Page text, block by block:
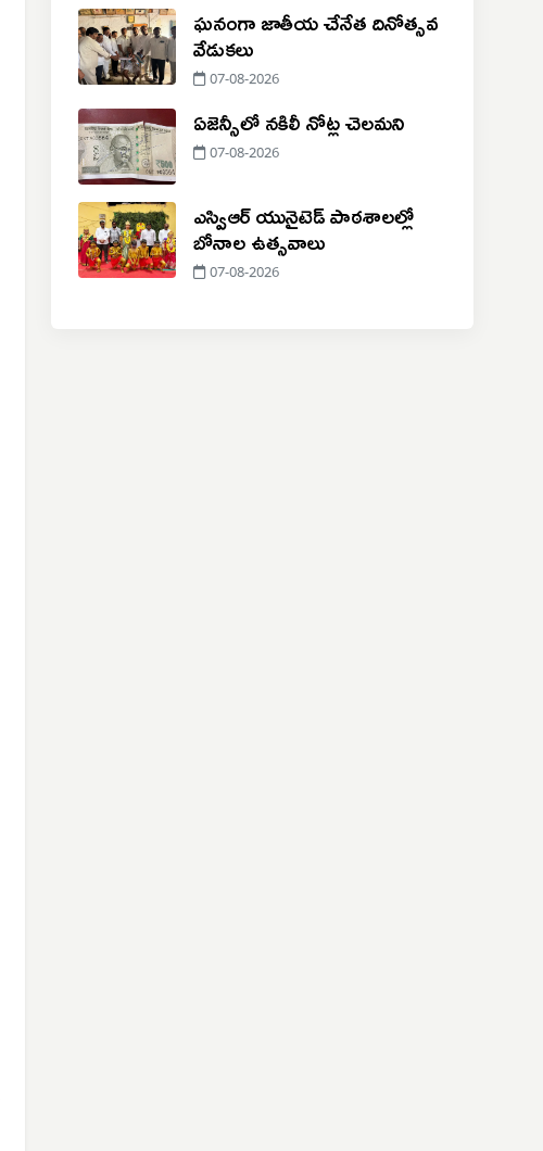
ఘనంగా జాతీయ చేనేత దినోత్సవ
వేడుకలు
07-08-2026
ఏజెన్సీలో నకిలీ నోట్ల చెలమని
07-08-2026
ఎస్విఆర్ యునైటెడ్ పాఠశాలల్లో
బోనాల ఉత్సవాలు
07-08-2026